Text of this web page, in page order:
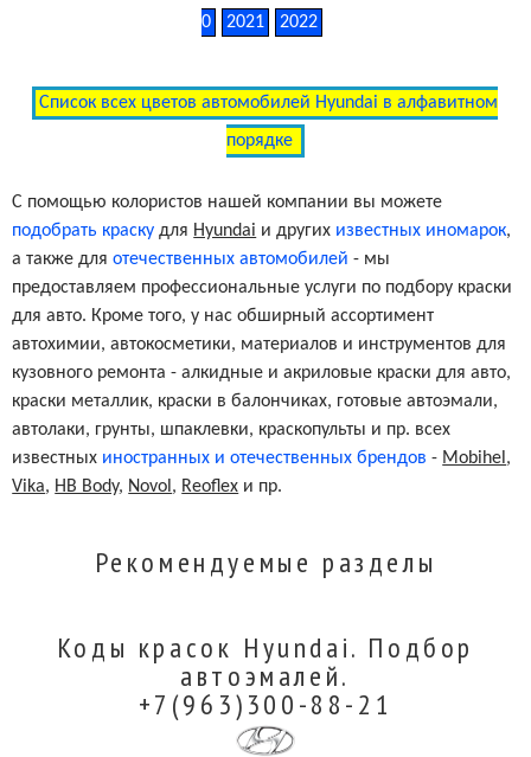
0
2021 2022
Список всех цветов автомобилей Hyundai в алфавитном
порядке
С помощью колористов нашей компании вы можете
подобрать краску для Hyundai и других известных иномарок,
а также дляотечественных автомобилей - мы
предоставляем профессиональные услуги по подбору краски
для авто. Кроме того, у нас обширный ассортимент
автохимии, автокосметики, материалов и инструментов для
кузовного ремонта - алкидные и акриловые краски для авто,
краски металлик, краски в балончиках, готовые автоэмали,
автолаки, грунты, шпаклевки, краскопульты и пр. всех
известных иностранных и отечественных брендов - Mobihel ,
Vika, HB Body, Novol , Reoflex и пр.
Рекомендуемые разделы
Коды красок Hyundai. Подбор
автоэмалей.
+7(963)300-88-21